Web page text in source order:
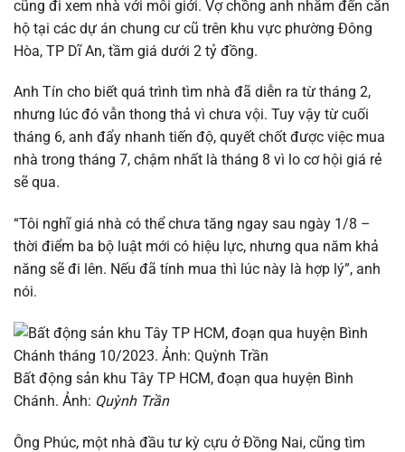
cũng đi xem nhà với môi giới. Vợ chồng anh nhắm đến căn
hộ tại các dự án chung cư cũ trên khu vực phường Đông
Hòa, TP Dĩ An, tầm giá dưới 2 tỷ đồng.
Anh Tín cho biết quá trình tìm nhà đã diễn ra từ tháng 2,
nhưng lúc đó vẫn thong thả vì chưa vội. Tuy vậy từ cuối
tháng 6, anh đẩy nhanh tiến độ, quyết chốt được việc mua
nhà trong tháng 7, chậm nhất là tháng 8 vì lo cơ hội giá rẻ
sẽ qua.
“Tôi nghĩ giá nhà có thể chưa tăng ngay sau ngày 1/8 –
thời điểm ba bộ luật mới có hiệu lực, nhưng qua năm khả
năng sẽ đi lên. Nếu đã tính mua thì lúc này là hợp lý”, anh
nói.
Bất động sản khu Tây TP HCM, đoạn qua huyện Bình
Chánh. Ảnh: Quỳnh Trần
Ông Phúc, một nhà đầu tư kỳ cựu ở Đồng Nai, cũng tìm